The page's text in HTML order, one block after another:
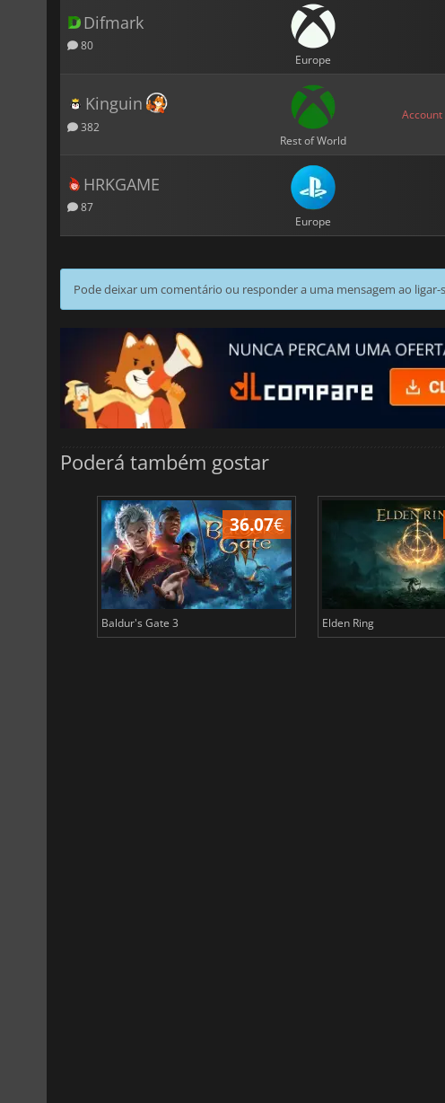
Difmark
80
Europe
Kinguin
382
Rest of World
HRKGAME
87
Europe
Pode deixar um comentário ou responder a uma mensagem ao ligar-
Poderá também gostar
36.07€
Baldur's Gate 3 Elden Ring